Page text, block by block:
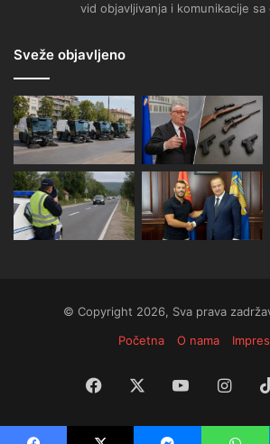
vid objavljivanja i komunikacije sa
Sveže objavljeno
© Copyright 2026, Sva prava
Početna
O nama
Facebook YouTube